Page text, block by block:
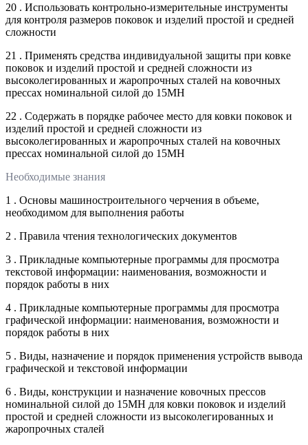
20 . Использовать контрольно-измерительные инструменты
для контроля размеров поковок и изделий простой и средней
сложности
21 . Применять средства индивидуальной защиты при ковке
поковок и изделий простой и средней сложности из
высоколегированных и жаропрочных сталей на ковочных
прессах номинальной силой до 15МН
22 . Содержать в порядке рабочее место для ковки поковок и
изделий простой и средней сложности из
высоколегированных и жаропрочных сталей на ковочных
прессах номинальной силой до 15МН
Необходимые знания
1 . Основы машиностроительного черчения в объеме,
необходимом для выполнения работы
2 . Правила чтения технологических документов
3 . Прикладные компьютерные программы для просмотра
текстовой информации: наименования, возможности и
порядок работы в них
4 . Прикладные компьютерные программы для просмотра
графической информации: наименования, возможности и
порядок работы в них
5 . Виды, назначение и порядок применения устройств вывода
графической и текстовой информации
6 . Виды, конструкции и назначение ковочных прессов
номинальной силой до 15МН для ковки поковок и изделий
простой и средней сложности из высоколегированных и
жаропрочных сталей